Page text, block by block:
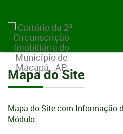
Mapa do Site
Mapa do Site com Informação
Módulo.